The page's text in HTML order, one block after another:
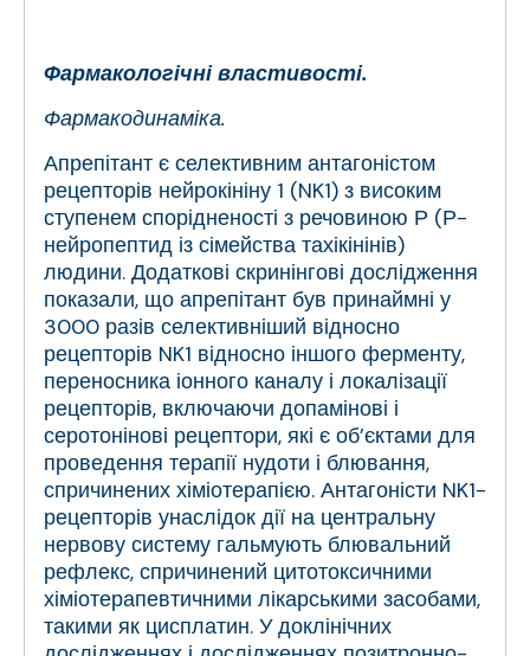
Фармакологічні властивості.
Фармакодинаміка.
Апрепітант є селективним антагоністом
рецепторів нейрокініну 1 (NK1) з високим
ступенем спорідненості з речовиною Р (Р-
нейропептид із сімейства тахікінінів)
людини. Додаткові скринінгові дослідження
показали, що апрепітант був принаймні у
3000 разів селективніший відносно
рецепторів NK1 відносно іншого ферменту,
переносника іонного каналу і локалізації
рецепторів, включаючи допамінові і
серотонінові рецептори, які є об’єктами для
проведення терапії нудоти і блювання,
спричинених хіміотерапією. Антагоністи NK1-
рецепторів унаслідок дії на центральну
нервову систему гальмують блювальний
рефлекс, спричинений цитотоксичними
хіміотерапевтичними лікарськими засобами,
такими як цисплатин. У доклінічних